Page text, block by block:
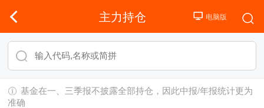
主力持仓
基金在一、三季报不披露全部持仓，因此中报/年报统计更为
准确